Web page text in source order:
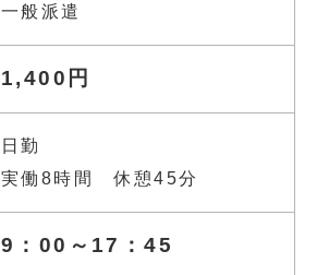
一般派遣
1,400円
日勤
実働8時間 休憩45分
9：00～17：45